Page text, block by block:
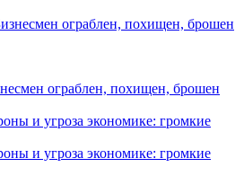
ограблен, похищен, брошен